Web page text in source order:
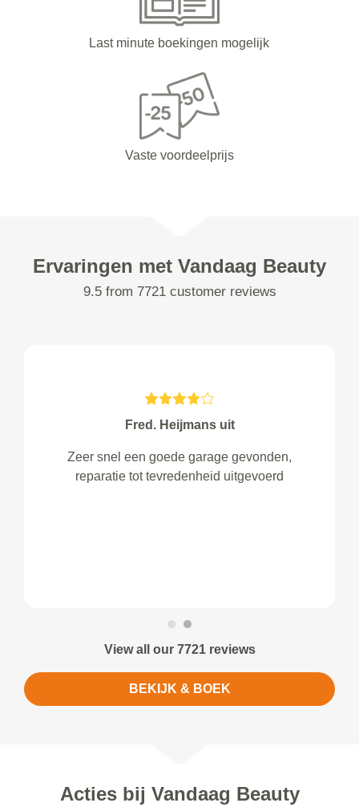
Last minute boekingen mogelijk
Vaste voordeelprijs
Ervaringen met Vandaag Beauty
9.5 from 7721 customer reviews
Fred. Heijmans uit
Zeer snel een goede garage gevonden,
reparatie tot tevredenheid uitgevoerd
View all our 7721 reviews
BEKIJK & BOEK
Acties bij Vandaag Beauty